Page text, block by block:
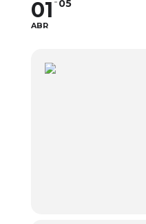
01
ABR
05